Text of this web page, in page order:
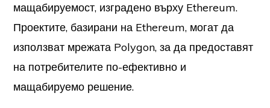
мащабируемост, изградено върху Ethereum.
Проектите, базирани на Ethereum, могат да
използват мрежата Polygon, за да предоставят
на потребителите по-ефективно и
мащабируемо решение.